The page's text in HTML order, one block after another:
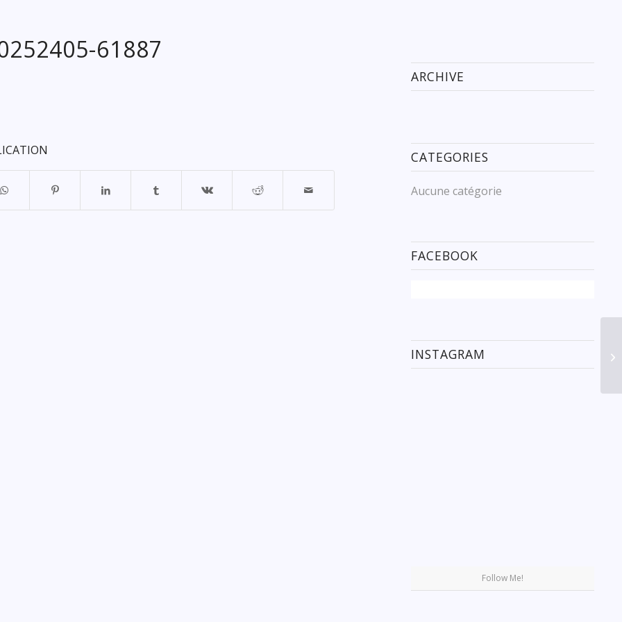
61887
ARCHIVE
CATEGORIES
Aucune catégorie
FACEBOOK
INSTAGRAM
Follow Me!